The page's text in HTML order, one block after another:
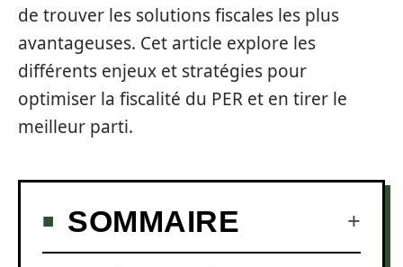
de trouver les solutions fiscales les plus
avantageuses. Cet article explore les
différents enjeux et stratégies pour
optimiser la fiscalité du PER et en tirer le
meilleur parti.
SOMMAIRE